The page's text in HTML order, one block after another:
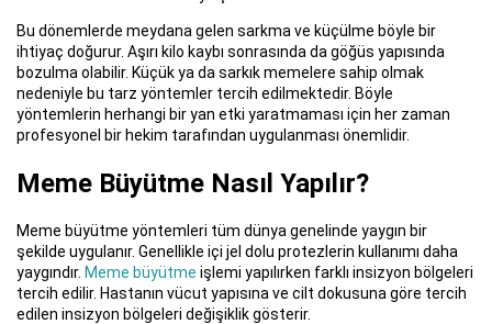
Bu dönemlerde meydana gelen sarkma ve küçülme böyle bir
ihtiyaç doğurur. Aşırı kilo kaybı sonrasında da göğüs yapısında
bozulma olabilir. Küçük ya da sarkık memelere sahip olmak
nedeniyle bu tarz yöntemler tercih edilmektedir. Böyle
yöntemlerin herhangi bir yan etki yaratmaması için her zaman
profesyonel bir hekim tarafından uygulanması önemlidir.
Meme Büyütme Nasıl Yapılır?
Meme büyütme yöntemleri tüm dünya genelinde yaygın bir
şekilde uygulanır. Genellikle içi jel dolu protezlerin kullanımı daha
yaygındır. Meme büyütme işlemi yapılırken farklı insizyon bölgeleri
tercih edilir. Hastanın vücut yapısına ve cilt dokusuna göre tercih
edilen insizyon bölgeleri değişiklik gösterir.